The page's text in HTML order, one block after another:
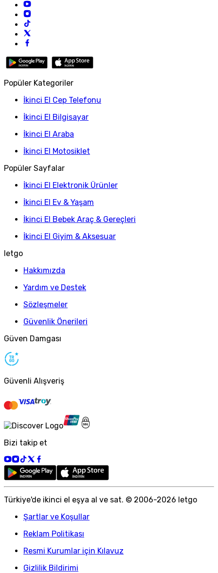
Popüler Kategoriler
İkinci El Cep Telefonu
İkinci El Bilgisayar
İkinci El Araba
İkinci El Motosiklet
Popüler Sayfalar
İkinci El Elektronik Ürünler
İkinci El Ev & Yaşam
İkinci El Bebek Araç & Gereçleri
İkinci El Giyim & Aksesuar
letgo
Hakkımızda
Yardım ve Destek
Sözleşmeler
Güvenlik Önerileri
Güven Damgası
Güvenli Alışveriş
Bizi takip et
Türkiye'de ikinci el eşya al ve sat. © 2006-2026 letgo
Şartlar ve Koşullar
Reklam Politikası
Resmi Kurumlar için Kılavuz
Gizlilik Bildirimi